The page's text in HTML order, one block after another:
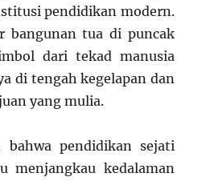
pendidikan modern.
bangunan tua di puncak
dari tekad manusia
di tengah kegelapan dan
yang mulia.
bahwa pendidikan sejati
menjangkau kedalaman